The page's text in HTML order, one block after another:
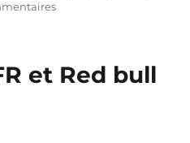
sur
2014
et Red bull